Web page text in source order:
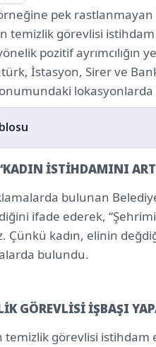
pek
temizlik görevlisi istihdam
pozitif
İstasyon, Sirer ve
lokasyonlarda
“KADIN İSTİHDAMINI
İSTİHDAMINI
bulunan
ifade ederek,
Çünkü kadın, elinin
bulundu.
GÖREVLİSİ İŞBAŞI
temizlik görevlisi